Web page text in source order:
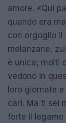
amore. «Qui
quando era
con orgoglio il
melanzane,
è unica; molti
vedono in
loro giornate
cari. Ma ti sei
forte il legame